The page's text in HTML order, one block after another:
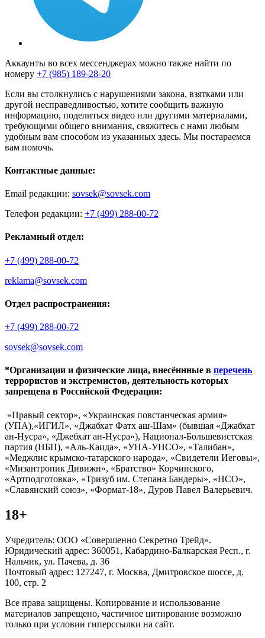
Аккаунты во всех мессенджерах можно также найти по
номеру +7 (985) 189-28-20
Если вы столкнулись с нарушениями закона, взятками или
другой несправедливостью, хотите сообщить важную
информацию, поделиться видео или другими материалами,
требующими общего внимания, свяжитесь с нами любым
удобным вам способом из указанных здесь. Мы постараемся
вам помочь.
Контактные данные:
Email редакции: sovsek@sovsek.com
Телефон редакции: +7 (499) 288-00-72
Рекламный отдел:
+7 (499) 288-00-72
reklama@sovsek.com
Отдел распространения:
+7 (499) 288-00-72
sovsek@sovsek.com
*Организации и физические лица, внесённные в перечень
террористов и экстремистов, деятельность которых
запрещена в Российской Федерации:
«Правый сектор», «Украинская повстанческая армия»
(УПА),«ИГИЛ», «Джабхат Фатх аш-Шам» (бывшая «Джабхат
ан-Нусра», «Джебхат ан-Нусра»), Национал-Большевистская
партия (НБП), «Аль-Каида», «УНА-УНСО», «Талибан»,
«Меджлис крымско-татарского народа», «Свидетели Иеговы»,
«Мизантропик Дивижн», «Братство» Корчинского,
«Артподготовка», «Тризуб им. Степана Бандеры», «НСО»,
«Славянский союз», «Формат-18», Дуров Павел Валерьевич.
18+
Учредитель: ООО «Совершенно Секретно Трейд».
Юридический адрес: 360051, Кабардино-Балкарская Респ., г.
Нальчик, ул. Пачева, д. 36
Почтовый адрес: 127247, г. Москва, Дмитровское шоссе, д.
100, стр. 2
Все права защищены. Копирование и использование
материалов запрещено, частичное цитирование возможно
только при условии гиперссылки на сайт.